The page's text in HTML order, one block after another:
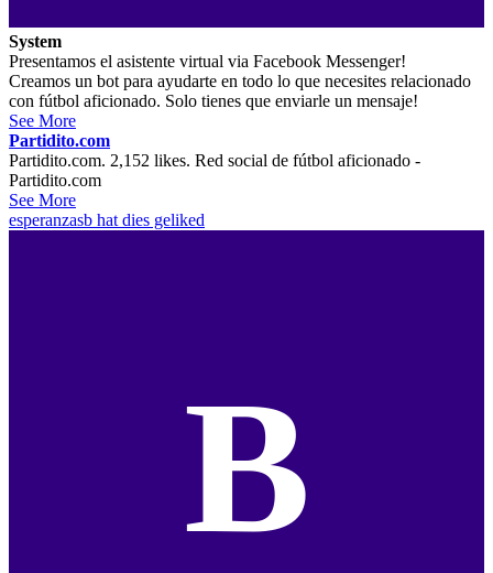
System
Presentamos el asistente virtual via Facebook Messenger!
Creamos un bot para ayudarte en todo lo que necesites relacionado
con fútbol aficionado. Solo tienes que enviarle un mensaje!
See More
Partidito.com
Partidito.com. 2,152 likes. Red social de fútbol aficionado -
Partidito.com
See More
esperanzasb hat dies geliked
B